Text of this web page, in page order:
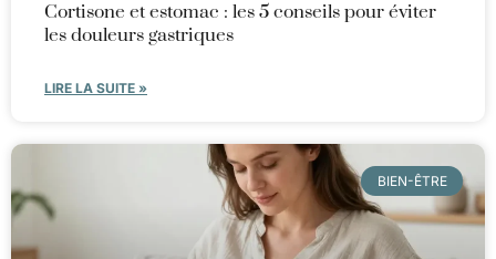
Cortisone et estomac : les 5 conseils pour éviter
les douleurs gastriques
LIRE LA SUITE »
BIEN-ÊTRE